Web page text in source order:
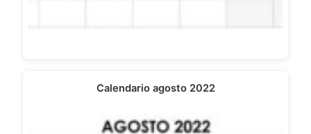
Calendario agosto 2022